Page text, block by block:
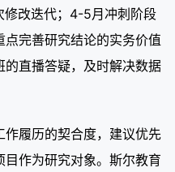
改迭代；4-5月冲刺阶段
完善研究结论的实务价值
直播答疑，及时解决数据
履历的契合度，建议优先
作为研究对象。斯尔教育